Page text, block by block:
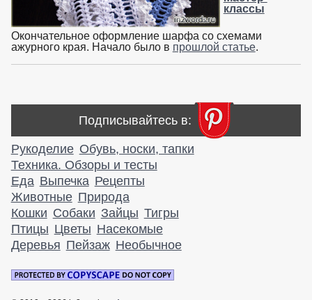
классы
Окончательное оформление шарфа со схемами
ажурного края. Начало было в прошлой статье.
Подписывайтесь в:
Рукоделие Обувь, носки, тапки
Техника. Обзоры и тесты
Еда Выпечка Рецепты
Животные Природа
Кошки Собаки Зайцы Тигры
Птицы Цветы Насекомые
Деревья Пейзаж Необычное